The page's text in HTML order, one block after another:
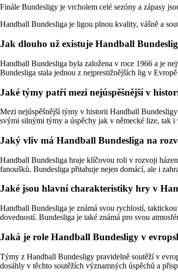
Finále Bundesligy je vrcholem celé sezóny a zápasy
Handball Bundesliga je ligou plnou kvality, vášně a
Jak dlouho už existuje Handball
Handball Bundesliga byla založena v roce 1966 a je
Bundesliga stala jednou z nejprestižnějších lig v
Jaké týmy patří mezi nejúspěšnější v
Mezi nejúspěšnější týmy v historii Handball
svými silnými týmy a úspěchy jak v německé lize, tak i
Jaký vliv má Handball Bundesliga na
Handball Bundesliga hraje klíčovou roli v rozvoji
fanoušků. Bundesliga přitahuje nejen domácí, ale i
Jaké jsou hlavní charakteristiky hry v
Handball Bundesliga je známá svou rychlostí,
dovedností. Bundesliga je také známá pro svou
Jaká je role Handball Bundesligy v
Týmy z Handball Bundesligy pravidelně soutěží v
dosáhly v těchto soutěžích významných úspěchů a